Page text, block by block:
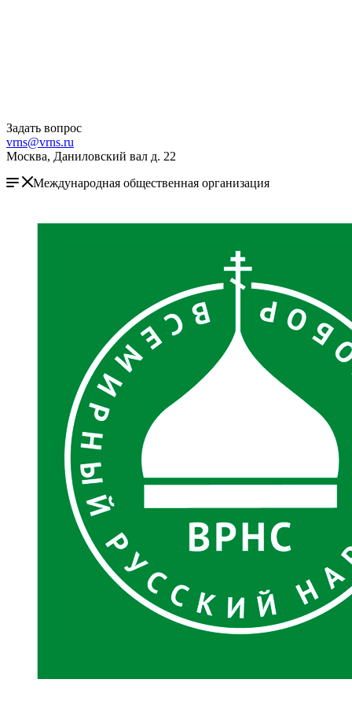
Задать вопрос
vrns@vrns.ru
Москва, Даниловский вал д. 22
Международная общественная организация